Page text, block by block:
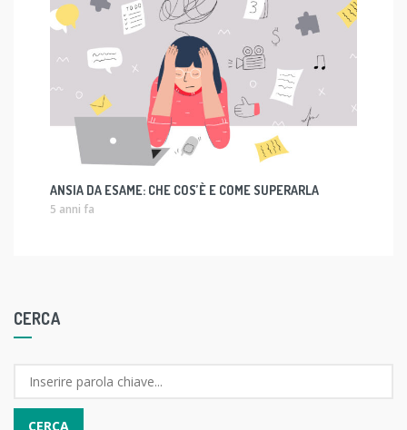
ANSIA DA ESAME: CHE COS’È E COME SUPERARLA
5 anni fa
CERCA